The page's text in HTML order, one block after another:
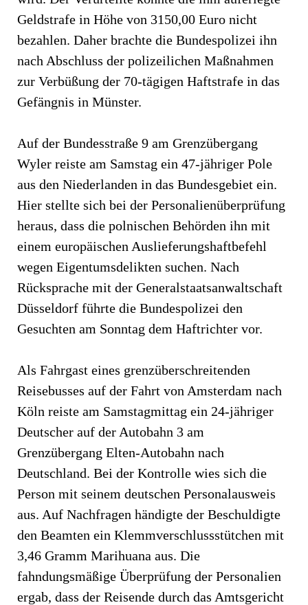
Geldstrafe in Höhe von 3150,00 Euro nicht
bezahlen. Daher brachte die Bundespolizei ihn
nach Abschluss der polizeilichen Maßnahmen
zur Verbüßung der 70-tägigen Haftstrafe in das
Gefängnis in Münster.
Auf der Bundesstraße 9 am Grenzübergang
Wyler reiste am Samstag ein 47-jähriger Pole
aus den Niederlanden in das Bundesgebiet ein.
Hier stellte sich bei der Personalienüberprüfung
heraus, dass die polnischen Behörden ihn mit
einem europäischen Auslieferungshaftbefehl
wegen Eigentumsdelikten suchen. Nach
Rücksprache mit der Generalstaatsanwaltschaft
Düsseldorf führte die Bundespolizei den
Gesuchten am Sonntag dem Haftrichter vor.
Als Fahrgast eines grenzüberschreitenden
Reisebusses auf der Fahrt von Amsterdam nach
Köln reiste am Samstagmittag ein 24-jähriger
Deutscher auf der Autobahn 3 am
Grenzübergang Elten-Autobahn nach
Deutschland. Bei der Kontrolle wies sich die
Person mit seinem deutschen Personalausweis
aus. Auf Nachfragen händigte der Beschuldigte
den Beamten ein Klemmverschlussstütchen mit
3,46 Gramm Marihuana aus. Die
fahndungsmäßige Überprüfung der Personalien
ergab, dass der Reisende durch das Amtsgericht